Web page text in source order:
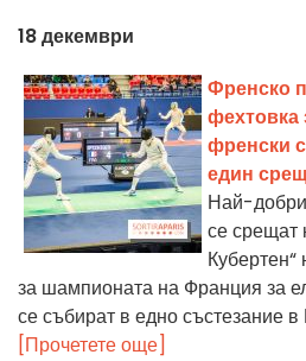
18 декември
Френско
фехтовка
френски
един
Най-
се срещат
за шампионата на Франция за
се събират в едно състезание
[Прочетете още]